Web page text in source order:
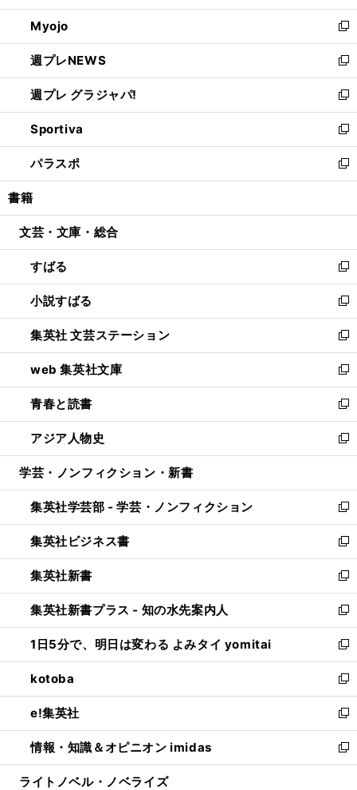
開
く
ウ
で
開
く
ン
ド
ウ
で
開
く
ウ
ィ
ン
ド
ウ
で
開
く
Myojo
新
し
い
ウ
ィ
ン
ド
ウ
で
開
週プレNEWS
新
し
い
ウ
ィ
ン
ド
ウ
開
週プレ グラジャパ!
新
し
い
ウ
ィ
ン
ウ
開
く
Sportiva
新
し
い
ウ
ン
ウ
で
開
く
パラスポ
新
し
ウ
ン
ド
ウ
で
開
く
書籍
文芸・文庫・総合
すばる
新
し
い
ウ
ィ
ン
ド
ウ
で
開
く
小説すばる
新
し
い
ウ
ィ
ン
ド
ウ
で
開
集英社 文芸ステーション
新
し
い
ウ
ィ
ン
ド
ウ
開
く
web 集英社文庫
新
し
い
ウ
ィ
ン
ウ
で
開
く
青春と読書
新
し
い
ウ
ン
ド
ウ
で
開
く
アジア人物史
新
し
ウ
ィ
ン
ド
ウ
で
開
く
学芸・ノンフィクション・新書
集英社学芸部 - 学芸・ノンフィクション
新
し
い
ウ
ィ
ン
ド
ウ
で
開
く
集英社ビジネス書
新
し
い
ウ
ィ
ン
ド
ウ
で
開
く
集英社新書
新
し
い
ウ
ィ
ン
ド
ウ
で
開
く
集英社新書プラス - 知の水先案内人
新
し
い
ウ
ィ
ン
ド
ウ
で
開
1日5分で、明日は変わる よみタイ yomitai
新
し
い
ウ
ィ
ン
ド
ウ
kotoba
新
し
い
ウ
ィ
ン
e!集英社
新
し
い
ウ
情報・知識＆オピニオン imidas
新
し
ライトノベル・ノベライズ